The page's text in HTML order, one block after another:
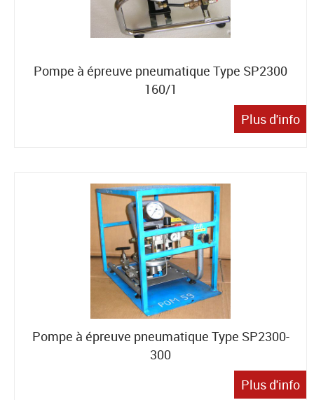
Pompe à épreuve pneumatique Type SP2300
160/1
Plus d'info
Pompe à épreuve pneumatique Type SP2300-
300
Plus d'info